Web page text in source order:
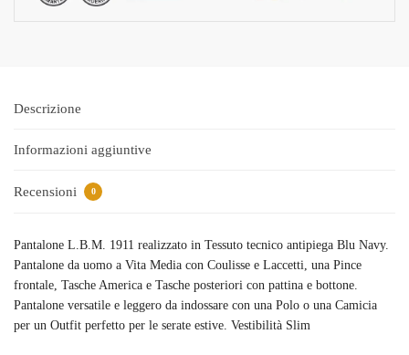
Descrizione
Informazioni aggiuntive
Recensioni 0
Pantalone L.B.M. 1911 realizzato in Tessuto tecnico antipiega Blu Navy.
Pantalone da uomo a Vita Media con Coulisse e Laccetti, una Pince
frontale, Tasche America e Tasche posteriori con pattina e bottone.
Pantalone versatile e leggero da indossare con una Polo o una Camicia
per un Outfit perfetto per le serate estive. Vestibilità Slim